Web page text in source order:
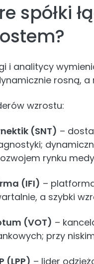
spółki
i analitycy
rosną, a
wzrostu:
(SNT) –
rynku
(IFI) –
a szybki
(VOT) –
przy
(LPP) – lider